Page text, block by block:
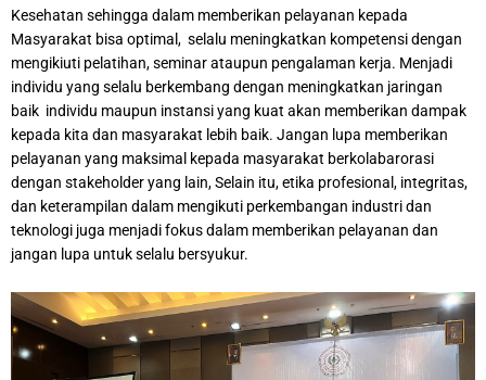
Kesehatan sehingga dalam memberikan pelayanan kepada
Masyarakat bisa optimal, selalu meningkatkan kompetensi dengan
mengikiuti pelatihan, seminar ataupun pengalaman kerja. Menjadi
individu yang selalu berkembang dengan meningkatkan jaringan
baik individu maupun instansi yang kuat akan memberikan dampak
kepada kita dan masyarakat lebih baik. Jangan lupa memberikan
pelayanan yang maksimal kepada masyarakat berkolabarorasi
dengan stakeholder yang lain, Selain itu, etika profesional, integritas,
dan keterampilan dalam mengikuti perkembangan industri dan
teknologi juga menjadi fokus dalam memberikan pelayanan dan
jangan lupa untuk selalu bersyukur.